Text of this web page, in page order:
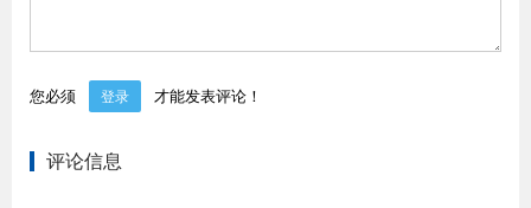
您必须 登录 才能发表评论！
评论信息